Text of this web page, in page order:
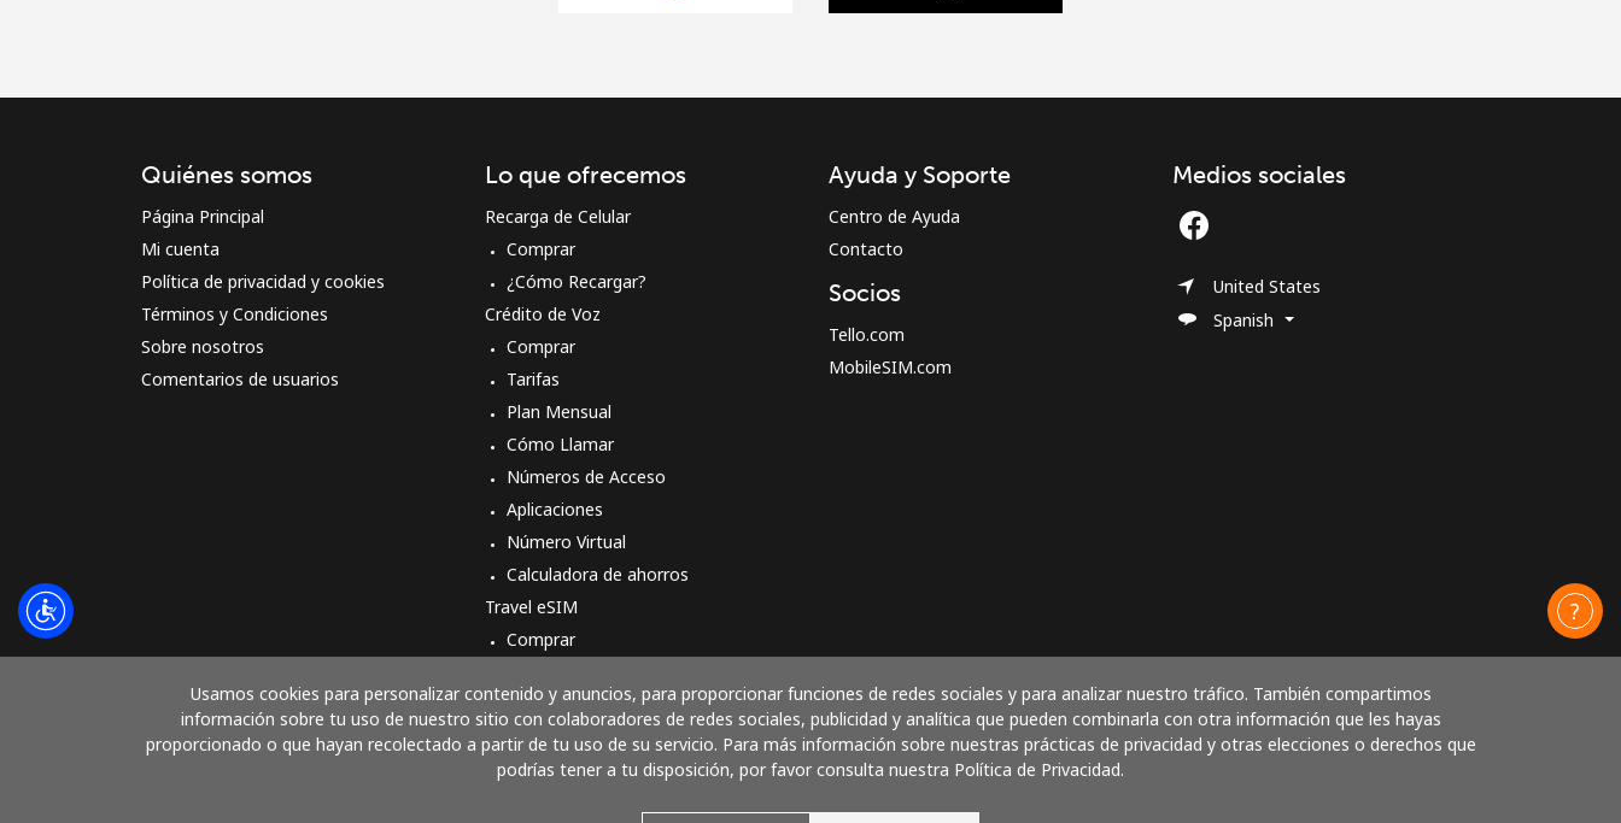
Usamos cookies para personalizar contenido y anuncios, para proporcionar funciones de redes sociales y para analizar nuestro tráfico. También compartimos
información sobre tu uso de nuestro sitio con colaboradores de redes sociales, publicidad y analítica que pueden combinarla con otra información que les hayas
proporcionado o que hayan recolectado a partir de tu uso de su servicio. Para más información sobre nuestras prácticas de privacidad y otras elecciones o derechos que
podrías tener a tu disposición, por favor consulta nuestra Política de Privacidad.
Quiénes somos
Página Principal
Mi cuenta
Política de privacidad y cookies
Términos y Condiciones
Sobre nosotros
Comentarios de usuarios
Lo que ofrecemos
Recarga de Celular
Comprar
¿Cómo Recargar?
Crédito de Voz
Comprar
Tarifas
Plan Mensual
Cómo Llamar
Números de Acceso
Aplicaciones
Número Virtual
Calculadora de ahorros
Travel eSIM
Comprar
Ayuda y Soporte
Centro de Ayuda
Contacto
Socios
Tello.com
MobileSIM.com
Medios sociales
United States
Spanish